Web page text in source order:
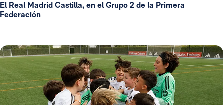
El Real Madrid Castilla, en el Grupo 2 de la Primera
Federación